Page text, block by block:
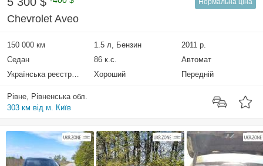
Нормальна ціна
Chevrolet Aveo
150 000 км 1.5 л, Бензин
2011 р.
Седан
86 к.с.
Автомат
Українська реєстрація
Хороший Передній
Рівне, Рівненська обл.
303 км від м. Київ